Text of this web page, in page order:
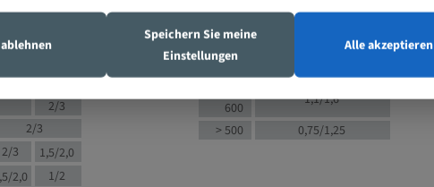
4/5
4/5
2/3
2/3
2/3
1,5/2,0
2,0 1/2
130 -
350
150 -
600
1,1/1,6
> 500
0,75/1,25
Speichern Sie meine
Einstellungen
Alle akzeptieren